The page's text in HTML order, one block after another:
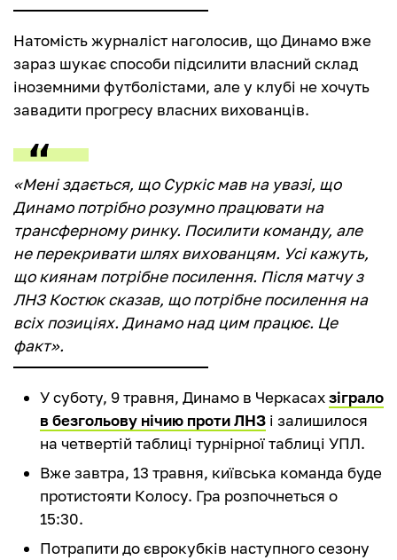
Натомість журналіст наголосив, що Динамо вже
зараз шукає способи підсилити власний склад
іноземними футболістами, але у клубі не хочуть
завадити прогресу власних вихованців.
«Мені здається, що Суркіс мав на увазі, що
Динамо потрібно розумно працювати на
трансферному ринку. Посилити команду, але
не перекривати шлях вихованцям. Усі кажуть,
що киянам потрібне посилення. Після матчу з
ЛНЗ Костюк сказав, що потрібне посилення на
всіх позиціях. Динамо над цим працює. Це
факт».
У суботу, 9 травня, Динамо в Черкасахзіграло
в безгольову нічию проти ЛНЗ і залишилося
на четвертій таблиці турнірної таблиці УПЛ.
Вже завтра, 13 травня, київська команда буде
протистояти Колосу. Гра розпочнеться о
15:30.
Потрапити до єврокубків наступного сезону